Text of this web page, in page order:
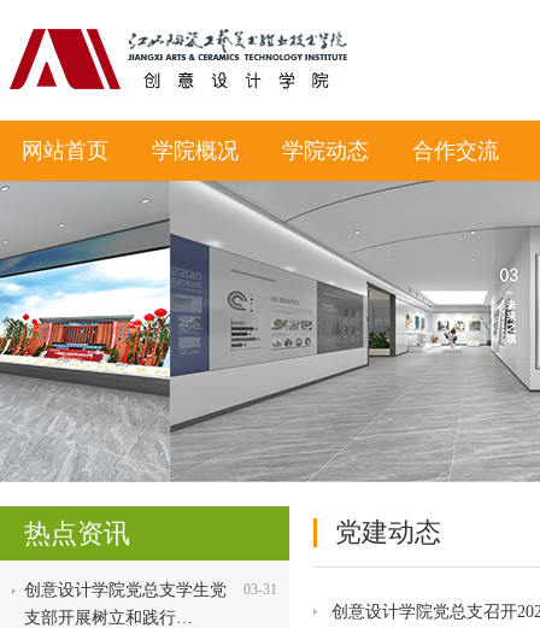
网站首页 学院概况 学院动态 合作交流
热点资讯
03-31
创意设计学院党总支学生党
支部开展树立和践行…
党建动态
创意设计学院党总支召开